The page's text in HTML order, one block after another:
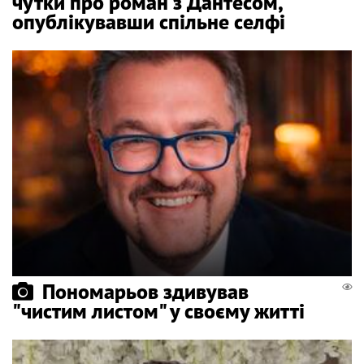
опублікувавши спільне селфі
Пономарьов здивував
"чистим листом" у своєму житті